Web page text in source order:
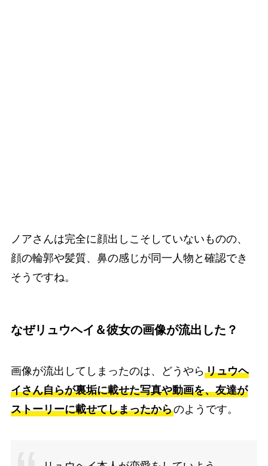
ノアさんは完全に顔出しこそしていないものの、
顔の輪郭や髪質、鼻の感じが同一人物と確認でき
そうですね。
なぜリュウヘイ＆彼女の画像が流出した？
画像が流出してしまったのは、どうやらリュウヘ
イさん自らが裏垢に載せた写真や動画を、友達が
ストーリーに載せてしまったからのようです。